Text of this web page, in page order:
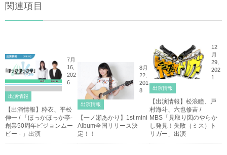
関連項目
7月
16,
202
6
出演情報
【出演情報】粋衣、平松
伸一 / 「ほっかほっか亭-
創業50周年ビジョンムー
ビー - 」出演
8月
22,
201
8
出演情報
【一ノ瀬あかり】1st mini
Album全国リリース決
定！！
12
月
29,
202
1
出演情報
【出演情報】松浪瞳、戸
村海斗、六也修吉 /
MBS「見取り図のやらか
し発見！失敗（ミス）ト
リガー」出演